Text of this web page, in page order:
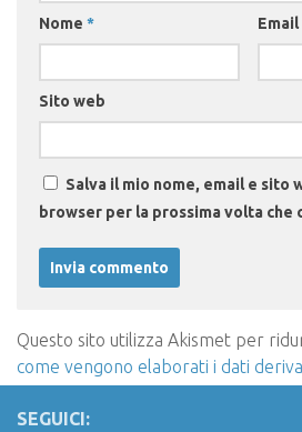
Nome * Email
Sito web
Salva il mio nome, email e sito
browser per la prossima volta che
Questo sito utilizza Akismet per
come vengono elaborati i dati
SEGUICI: